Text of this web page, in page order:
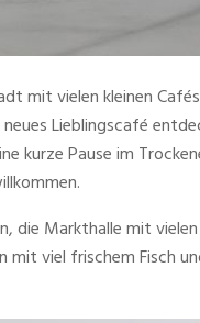
mit vielen kleinen
Lieblingscafé
kurze Pause im
die Markthalle mit
mit viel frischem Fisch